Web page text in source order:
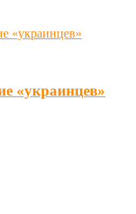
«украинцев»